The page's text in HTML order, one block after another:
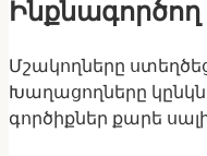
Ինքնագործող
Մշակողները
Խաղացողները
գործիքներ քարե